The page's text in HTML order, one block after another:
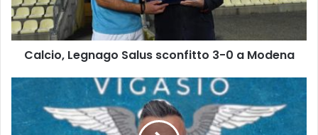
a
Modena
Calcio, Legnago Salus sconfitto 3-0 a Modena
si
riscatta,